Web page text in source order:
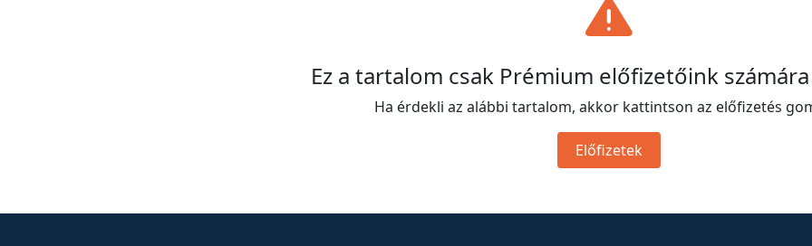
Ez a tartalom csak Prémium előfizetőink
Ha érdekli az alábbi tartalom, akkor kattintson az előfizetés
Előfizetek